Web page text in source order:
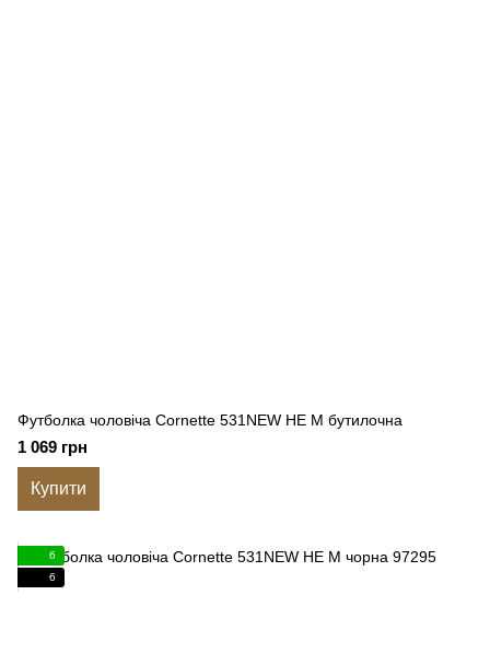
Футболка чоловіча Cornette 531NEW HE M бутилочна
1 069 грн
Купити
6
6